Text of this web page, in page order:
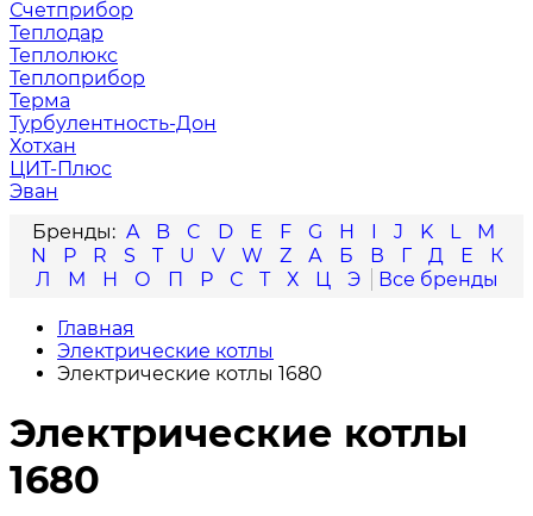
Счетприбор
Теплодар
Теплолюкс
Теплоприбор
Терма
Турбулентность-Дон
Хотхан
ЦИТ-Плюс
Эван
A
B C D E F G H I J K L
M
N
P R S T U V W Z А Б В Г Д Е
К
Л
М Н О П Р С Т Х Ц Э
Главная
Электрические котлы
Электрические котлы 1680
Электрические котлы
1680